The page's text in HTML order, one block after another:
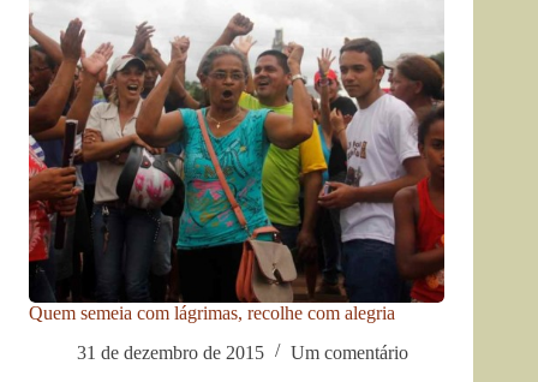
Quem semeia com lágrimas, recolhe com alegria
31 de dezembro de 2015
Um comentário